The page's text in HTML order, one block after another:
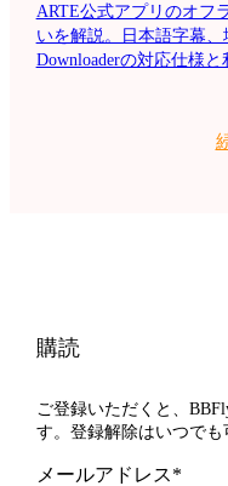
ARTE公式アプリのオフ
いを解説。日本語字幕
Downloaderの対応仕様
購読
ご登録いただくと、
す。登録解除はいつでも
メールアドレス*